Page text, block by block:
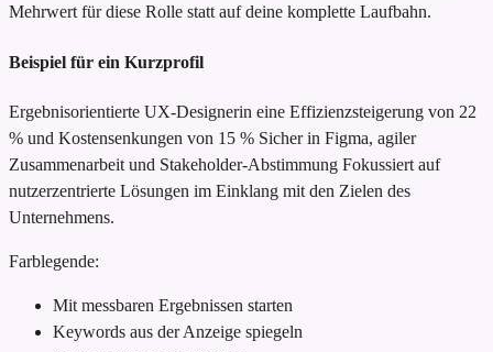
Mehrwert für diese Rolle statt auf deine komplette Laufbahn.
Beispiel für ein Kurzprofil
Ergebnisorientierte UX-Designerin eine Effizienzsteigerung von 22
% und Kostensenkungen von 15 % Sicher in Figma, agiler
Zusammenarbeit und Stakeholder-Abstimmung Fokussiert auf
nutzerzentrierte Lösungen im Einklang mit den Zielen des
Unternehmens.
Farblegende:
Mit messbaren Ergebnissen starten
Keywords aus der Anzeige spiegeln